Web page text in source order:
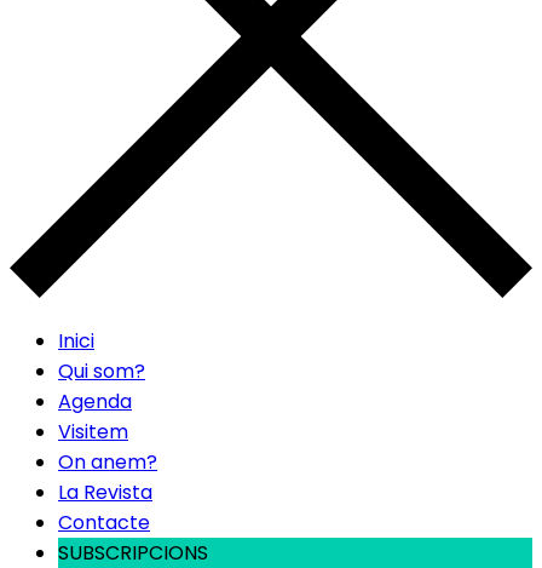
Inici
Qui som?
Agenda
Visitem
On anem?
La Revista
Contacte
SUBSCRIPCIONS